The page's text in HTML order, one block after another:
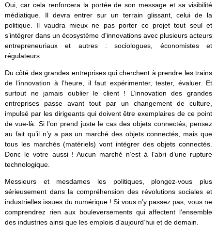
Oui, car cela renforcera la portée de son message et sa visibilité
médiatique. Il devra entrer sur un terrain glissant, celui de la
politique. Il vaudra mieux ne pas porter ce projet tout seul et
s’intégrer dans un écosystème d’innovations avec plusieurs acteurs
entrepreneuriaux et autres : sociologues, économistes et
régulateurs.
Du côté des grandes entreprises qui cherchent à prendre les trains
de l’innovation à l’heure, il faut expérimenter, tester, évaluer. Et
surtout ne jamais oublier le client ! L’innovation des grandes
entreprises passe avant tout par un changement de culture,
impulsé par les dirigeants qui doivent être exemplaires de ce point
de vue-là. Si l’on prend juste le cas des objets connectés, pensez
au fait qu’il n’y a pas un marché des objets connectés, mais que
tous les marchés (matériels) vont intégrer des objets connectés.
Donc le votre aussi ! Aucun marché n’est à l’abri d’une rupture
technologique.
Messieurs et mesdames les politiques, plongez-vous plus
sérieusement dans la compréhension des révolutions sociales et
industrielles issues du numérique ! Si vous n’y passez pas, vous ne
comprendrez rien aux bouleversements qui affectent l’ensemble
des industries ainsi que les emplois d’aujourd’hui et de demain.